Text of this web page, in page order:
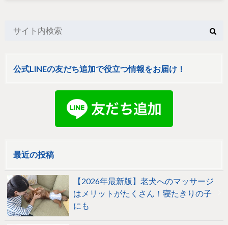
公式LINEの友だち追加で役立つ情報をお届け！
最近の投稿
【2026年最新版】老犬へのマッサージ
はメリットがたくさん！寝たきりの子
にも